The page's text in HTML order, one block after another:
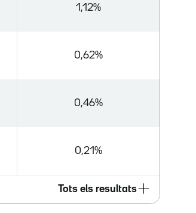
1,12%
0,62%
0,46%
0,21%
Tots els resultats